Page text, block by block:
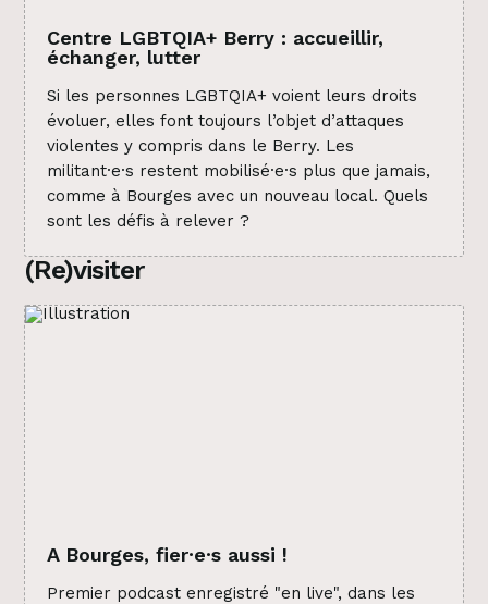
Centre LGBTQIA+ Berry : accueillir,
échanger, lutter
Si les personnes LGBTQIA+ voient leurs droits
évoluer, elles font toujours l’objet d’attaques
violentes y compris dans le Berry. Les
militant·e·s restent mobilisé·e·s plus que jamais,
comme à Bourges avec un nouveau local. Quels
sont les défis à relever ?
(Re)visiter
A Bourges, fier·e·s aussi !
Premier podcast enregistré "en live", dans les